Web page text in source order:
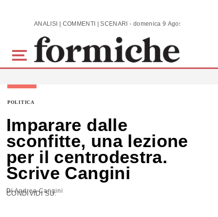
Skip to main content ANALISI | COMMENTI | SCENARI - domenica 9 Agosto 2026
POLITICA
Imparare dalle
sconfitte, una lezione
per il centrodestra.
Scrive Cangini
DiAndrea Cangini
CONDIVIDI SU: